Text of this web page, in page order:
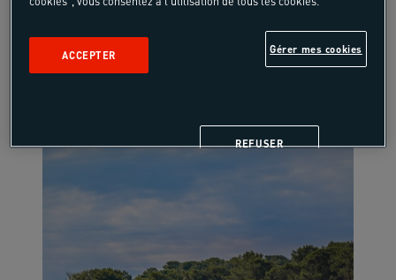
-10%* sur nos séjours de l'hiver en France ou à
Gérer mes cookies
REFUSER
ACCEPTER